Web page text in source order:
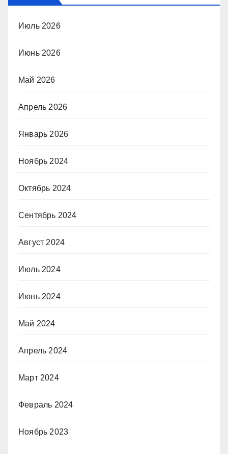
Июль 2026
Июнь 2026
Май 2026
Апрель 2026
Январь 2026
Ноябрь 2024
Октябрь 2024
Сентябрь 2024
Август 2024
Июль 2024
Июнь 2024
Май 2024
Апрель 2024
Март 2024
Февраль 2024
Ноябрь 2023